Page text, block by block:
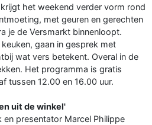
het weekend verder vorm rond
met geuren en gerechten
je de Versmarkt binnenloopt.
gaan in gesprek met
wat vers betekent. Overal in de
Het programma is gratis
tussen 12.00 en 16.00 uur.
uit de winkel'
presentator Marcel Philippe